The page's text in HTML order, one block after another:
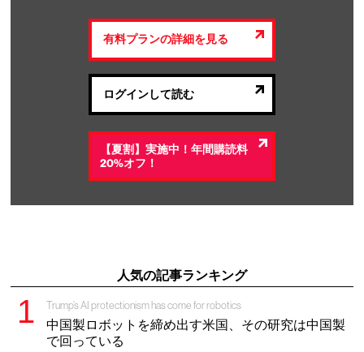
有料プランの詳細を見る
ログインして読む
【夏割】実施中！年間購読料
20%オフ！
人気の記事ランキング
Trump’s AI protectionism has come for robotics
中国製ロボットを締め出す米国、その研究は中国製
で回っている